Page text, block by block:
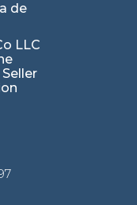
de
LLC